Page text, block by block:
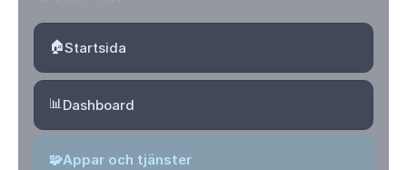
🏠Startsida
📊Dashboard
🧩Appar och tjänster